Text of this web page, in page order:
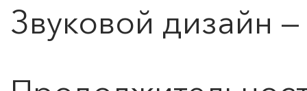
Звуковой дизайн —